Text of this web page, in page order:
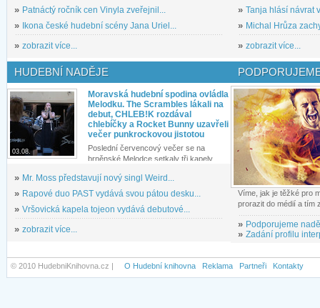
» Patnáctý ročník cen Vinyla zveřejnil...
» Ikona české hudební scény Jana Uriel...
» zobrazit více...
» Tanja hlásí návrat
» Michal Hrůza
» zobrazit více...
HUDEBNÍ NADĚJE
03.08.
Moravská hudební spodina ovládla
Melodku. The Scrambles lákali na
debut, CHLEB!K rozdával
chlebíčky a Rocket Bunny uzavřeli
večer punkrockovou jistotou
Poslední červencový večer se na
brněnské Melodce setkaly tři kapely...
» Mr. Moss představují nový singl Weird...
» Rapové duo PAST vydává svou pátou desku...
» Vršovická kapela tojeon vydává debutové...
» zobrazit více...
Víme, jak je těžké pro
prorazit do médií a tím
» Podporujeme
» Zadání profilu
© 2010 HudebniKnihovna.cz | O Hudební knihovna Reklama Partneři Kontakty